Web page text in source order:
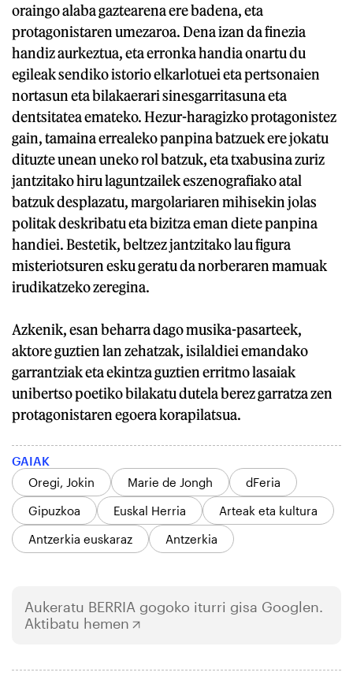
oraingo alaba gaztearena ere badena, eta
protagonistaren umezaroa. Dena izan da finezia
handiz aurkeztua, eta erronka handia onartu du
egileak sendiko istorio elkarlotuei eta pertsonaien
nortasun eta bilakaerari sinesgarritasuna eta
dentsitatea emateko. Hezur-haragizko protagonistez
gain, tamaina errealeko panpina batzuek ere jokatu
dituzte unean uneko rol batzuk, eta txabusina zuriz
jantzitako hiru laguntzailek eszenografiako atal
batzuk desplazatu, margolariaren mihisekin jolas
politak deskribatu eta bizitza eman diete panpina
handiei. Bestetik, beltzez jantzitako lau figura
misteriotsuren esku geratu da norberaren mamuak
irudikatzeko zeregina.
Azkenik, esan beharra dago musika-pasarteek,
aktore guztien lan zehatzak, isilaldiei emandako
garrantziak eta ekintza guztien erritmo lasaiak
unibertso poetiko bilakatu dutela berez garratza zen
protagonistaren egoera korapilatsua.
GAIAK
Oregi, Jokin
Marie de Jongh
dFeria
Gipuzkoa
Euskal Herria
Arteak eta kultura
Antzerkia euskaraz
Antzerkia
Aukeratu BERRIA gogoko iturri gisa Googlen.
Aktibatu hemen